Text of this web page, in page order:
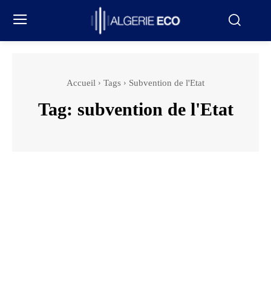
Accueil Tags Subvention de l'Etat
Tag: subvention de l'Etat